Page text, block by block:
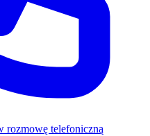
rozmowę telefoniczną